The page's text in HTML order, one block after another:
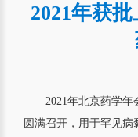
2021年获
2021年北京药学
圆满召开，用于罕见